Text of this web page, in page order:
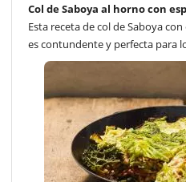
Col de Saboya al horno con
Esta receta de col de Saboya
es contundente y perfecta para